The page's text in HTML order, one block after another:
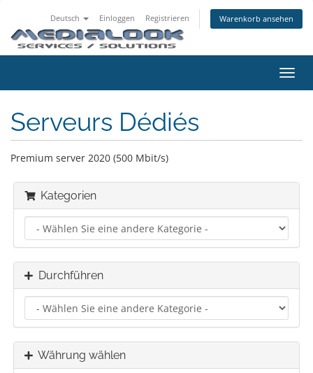
Deutsch Einloggen Registrieren Warenkorb ansehen
ein-/
Serveurs Dédiés
Premium server 2020 (500 Mbit/s)
Kategorien
Durchführen
Währung wählen